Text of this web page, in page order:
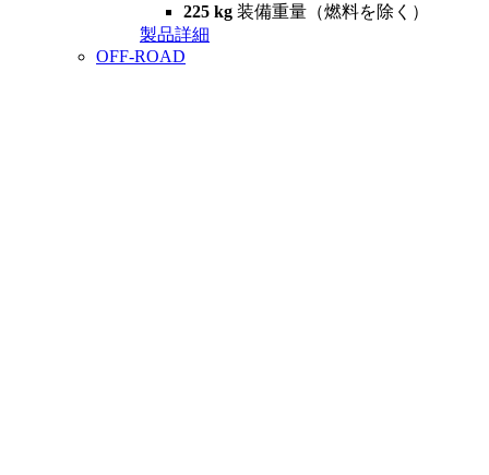
225 kg 装備重量（燃料を除く）
製品詳細
OFF-ROAD